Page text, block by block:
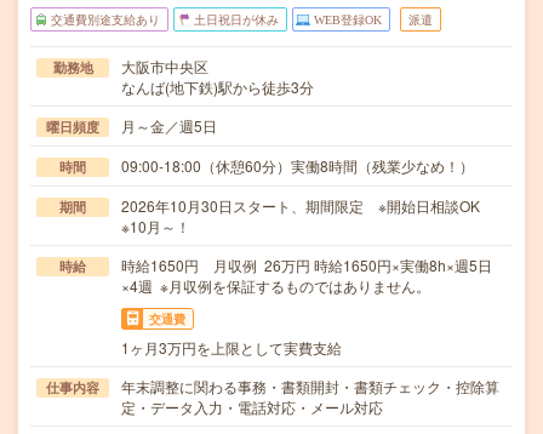
交通費別途支給あり 土日祝日が休み WEB登録OK 派遣
勤務地
大阪市中央区
なんば(地下鉄)駅から徒歩3分
曜日頻度 月～金／週5日
時間 09:00-18:00（休憩60分）実働8時間（残業少なめ！）
期間
2026年10月30日スタート、期間限定 ※開始日相談OK
※10月～！
時給
時給1650円 月収例 26万円 時給1650円×実働8h×週5日
×4週 ※月収例を保証するものではありません。
交通費
1ヶ月3万円を上限として実費支給
仕事内容
年末調整に関わる事務・書類開封・書類チェック・控除算
定・データ入力・電話対応・メール対応